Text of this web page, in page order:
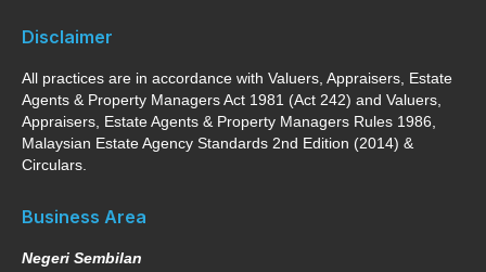
Disclaimer
All practices are in accordance with Valuers, Appraisers, Estate
Agents & Property Managers Act 1981 (Act 242) and Valuers,
Appraisers, Estate Agents & Property Managers Rules 1986,
Malaysian Estate Agency Standards 2nd Edition (2014) &
Circulars.
Business Area
Negeri Sembilan